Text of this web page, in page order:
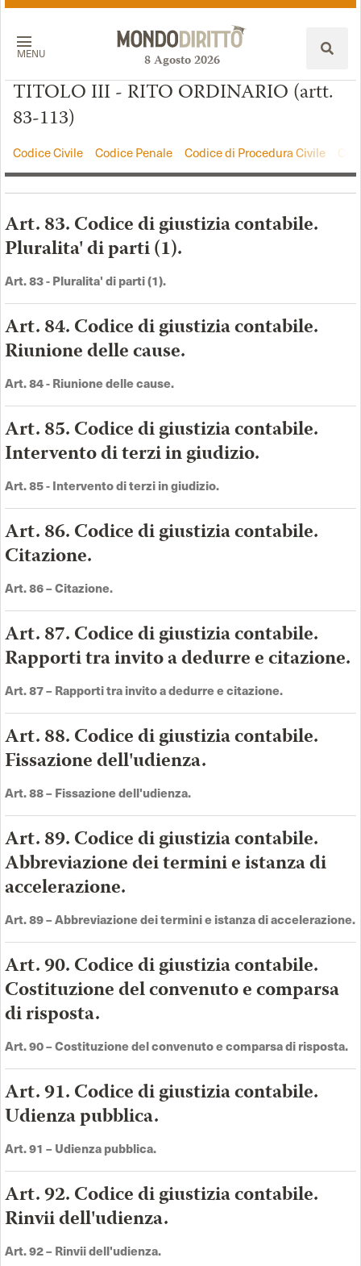
MENU 8Agosto2026
TITOLO III - RITO ORDINARIO (artt.
83-113)
Codice Civile Codice Penale Codice di Procedura Civile
Art. 83. Codice di giustizia contabile.
Pluralita' di parti (1).
Art.83 -Pluralita' di parti (1).
Art. 84. Codice di giustizia contabile.
Riunione delle cause.
Art.84 -Riunione delle cause.
Art. 85. Codice di giustizia contabile.
Intervento di terzi in giudizio.
Art.85 -Intervento di terzi in giudizio.
Art. 86. Codice di giustizia contabile.
Citazione.
Art.86 –Citazione.
Art. 87. Codice di giustizia contabile.
Rapporti tra invito a dedurre e citazione.
Art.87 –Rapporti tra invito a dedurre e citazione.
Art. 88. Codice di giustizia contabile.
Fissazione dell'udienza.
Art.88 –Fissazione dell'udienza.
Art. 89. Codice di giustizia contabile.
Abbreviazione dei termini e istanza di
accelerazione.
Art.89 –Abbreviazione dei termini e istanza di accelerazione.
Art. 90. Codice di giustizia contabile.
Costituzione del convenuto e comparsa
di risposta.
Art.90 –Costituzione del convenuto e comparsa di risposta.
Art. 91. Codice di giustizia contabile.
Udienza pubblica.
Art.91 –Udienza pubblica.
Art. 92. Codice di giustizia contabile.
Rinvii dell'udienza.
Art.92 –Rinvii dell'udienza.